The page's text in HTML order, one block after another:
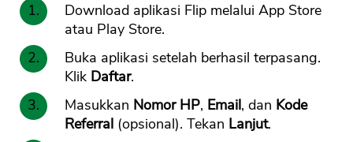
Download aplikasi Flip melalui App Store
atau Play Store.
Buka aplikasi setelah berhasil terpasang.
Klik Daftar.
Masukkan Nomor HP, Email, dan Kode
Referral (opsional). Tekan Lanjut.